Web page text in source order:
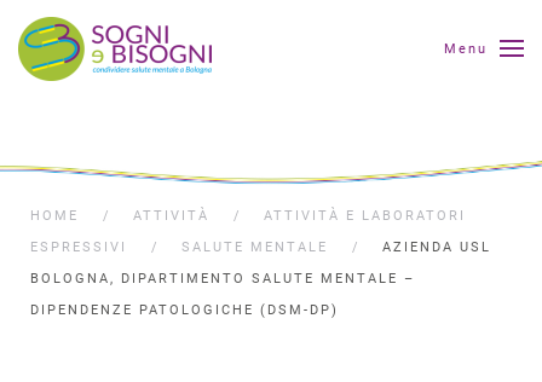
Menu
HOME ATTIVITÀ
ATTIVITÀ E LABORATORI
ESPRESSIVI
SALUTE MENTALE
AZIENDA USL
BOLOGNA, DIPARTIMENTO SALUTE MENTALE –
DIPENDENZE PATOLOGICHE (DSM-DP)